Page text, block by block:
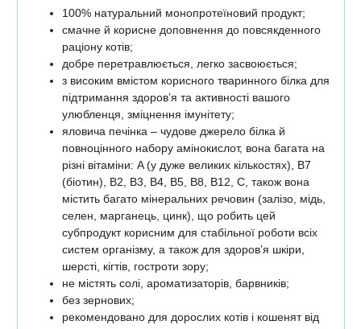
100% натуральний монопротеїновий продукт;
смачне й корисне доповнення до повсякденного
раціону котів;
добре перетравлюється, легко засвоюється;
з високим вмістом корисного тваринного білка для
підтримання здоров’я та активності вашого
улюбленця, зміцнення імунітету;
яловича печінка – чудове джерело білка й
повноцінного набору амінокислот, вона багата на
різні вітаміни: A (у дуже великих кількостях), B7
(біотин), B2, B3, B4, B5, B8, B12, C, також вона
містить багато мінеральних речовин (залізо, мідь,
селен, марганець, цинк), що робить цей
субпродукт корисним для стабільної роботи всіх
систем організму, а також для здоров’я шкіри,
шерсті, кігтів, гостроти зору;
не містять солі, ароматизаторів, барвників;
без зернових;
рекомендовано для дорослих котів і кошенят від